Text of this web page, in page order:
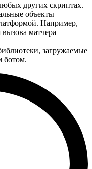
других скриптах.
объекты
Например,
матчера
загружаемые
ботом.